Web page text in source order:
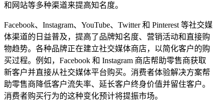
和网站等多种渠道来提高知名度。
Facebook、Instagram、YouTube、Twitter 和 Pinterest 等社交媒
体渠道的日益普及，提高了品牌知名度、营销活动和直接购
物趋势。各种品牌正在建立社交媒体商店，以简化客户的购
买过程。例如，Facebook 和 Instagram 商店帮助零售商获取
新客户并直接从社交媒体平台购买。消费者体验解决方案帮
助零售商降低客户流失率、延长客户终身价值并留住客户。
消费者购买行为的这种变化预计将提振市场。